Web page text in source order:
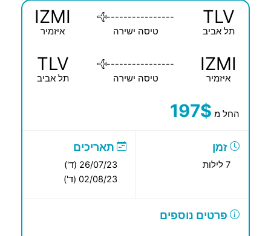
TLV
תל אביב
----------------
טיסה ישירה
IZMI
איזמיר
IZMI
איזמיר
----------------
טיסה ישירה
TLV
תל אביב
החל מ 197$
זמן
7 לילות
תאריכים
26/07/23 (ד')
02/08/23 (ד')
פרטים נוספים